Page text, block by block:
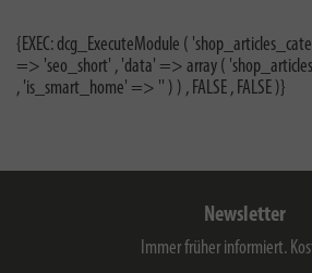
{EXEC: dcg_ExecuteModule (
=> 'seo_short' , 'data' => array (
, 'is_smart_home' => '' ) ) , FALSE , FALSE )}
Newsletter
Immer früher informiert.